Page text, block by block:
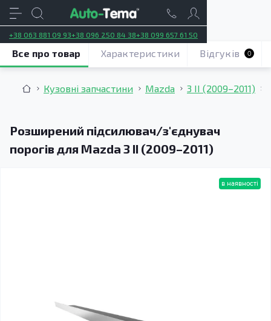
+38 063 881 09 93+38 096 250 84 38+38 099 657 61 50
Кузовні запчастини Mazda 3 II (2009–2011)
Розширений підсилювач/з'єднувач
порогів для Mazda 3 II (2009–2011)
Все про товар Характеристики Відгуків 0
в наявності